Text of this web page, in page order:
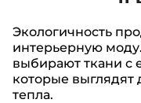
Экологичность
интерьерную
выбирают ткани с
которые
тепла.